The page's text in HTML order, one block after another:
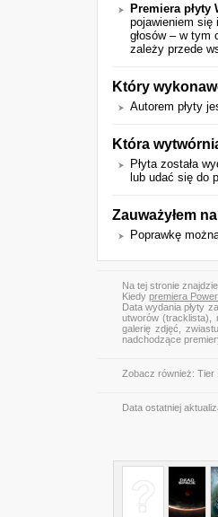
Premiera
pojawieniem
głosów – w tym
zależy przede
Który
Autorem płyty
Która
Płyta została
lub udać się do
Zauważyłem
Poprawkę
Na tej stronie
Kiedy premiera
Data wydania płyty
utworów (tracklista),
galerię zdjęć,
nadchodzące
Zobacz również: Tier
Data ostatniej